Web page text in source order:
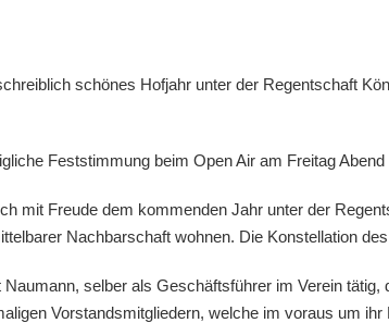
schönes Hofjahr unter der Regentschaft
Feststimmung beim Open Air am Freitag Abend
mit Freude dem kommenden Jahr unter der
Nachbarschaft wohnen. Die Konstellation
Naumann, selber als Geschäftsführer im Verein
Vorstandsmitgliedern, welche im voraus um